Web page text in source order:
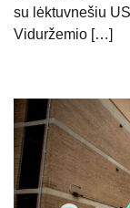
su lėktuvnešiu
Viduržemio […]